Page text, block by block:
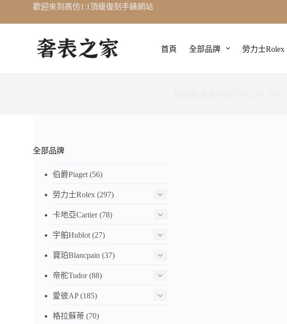
至
歡迎來到高仿1:1頂級復刻手錶網站
首頁 全部品牌 勞力士Rolex
全部品牌
伯爵Piaget (56)
勞力士Rolex (297)
卡地亞Cartier(78)
宇舶Hublot (27)
寶珀Blancpain (37)
帝舵Tudor(88)
愛彼AP(185)
格拉蘇蒂 (70)